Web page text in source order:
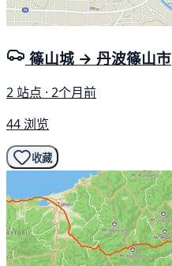
篠山城 → 丹波篠山市
2 站点 · 2个月前
44 浏览
收藏